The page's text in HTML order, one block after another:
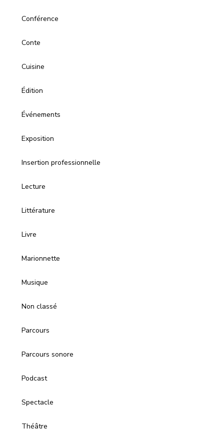
Conférence
Conte
Cuisine
Édition
Événements
Exposition
Insertion professionnelle
Lecture
Littérature
Livre
Marionnette
Musique
Non classé
Parcours
Parcours sonore
Podcast
Spectacle
Théâtre